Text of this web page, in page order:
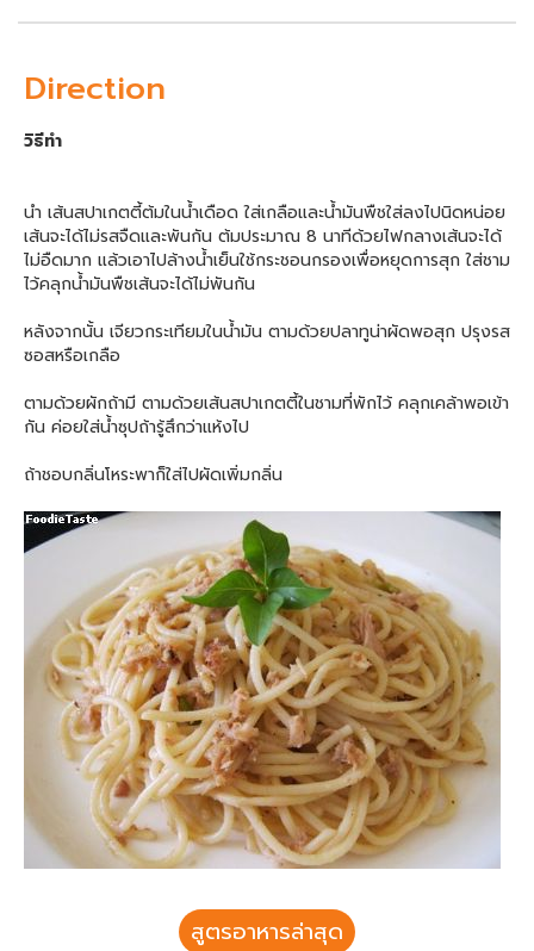
Direction
วิธีทำ
นำ เส้นสปาเกตตี้ต้มในน้ำเดือด ใส่เกลือและน้ำมันพืชใส่ลงไปนิดหน่อย
เส้นจะได้ไม่รสจืดและพันกัน ต้มประมาณ 8 นาทีด้วยไฟกลางเส้นจะได้
ไม่อืดมาก แล้วเอาไปล้างน้ำเย็นใช้กระชอนกรองเพื่อหยุดการสุก ใส่ชาม
ไว้คลุกน้ำมันพืชเส้นจะได้ไม่พันกัน
หลังจากนั้น เจียวกระเทียมในน้ำมัน ตามด้วยปลาทูน่าผัดพอสุก ปรุงรส
ซอสหรือเกลือ
ตามด้วยผักถ้ามี ตามด้วยเส้นสปาเกตตี้ในชามที่พักไว้ คลุกเคล้าพอเข้า
กัน ค่อยใส่น้ำซุปถ้ารู้สึกว่าแห้งไป
ถ้าชอบกลิ่นโหระพาก็ใส่ไปผัดเพิ่มกลิ่น
สูตรอาหารล่าสุด